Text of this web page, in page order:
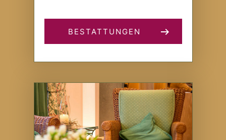
BESTATTUNGEN